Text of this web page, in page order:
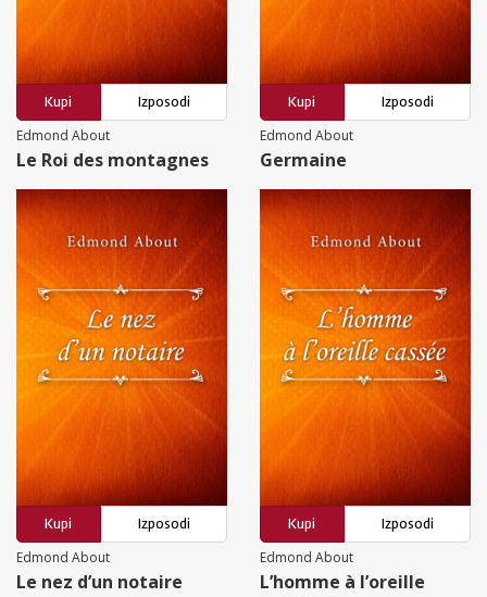
Kupi
Izposodi
Edmond About
Le Roi des montagnes
Kupi
Izposodi
Edmond About
Germaine
Kupi
Izposodi
Edmond About
Le nez d’un notaire
Kupi
Izposodi
Edmond About
L’homme à l’oreille